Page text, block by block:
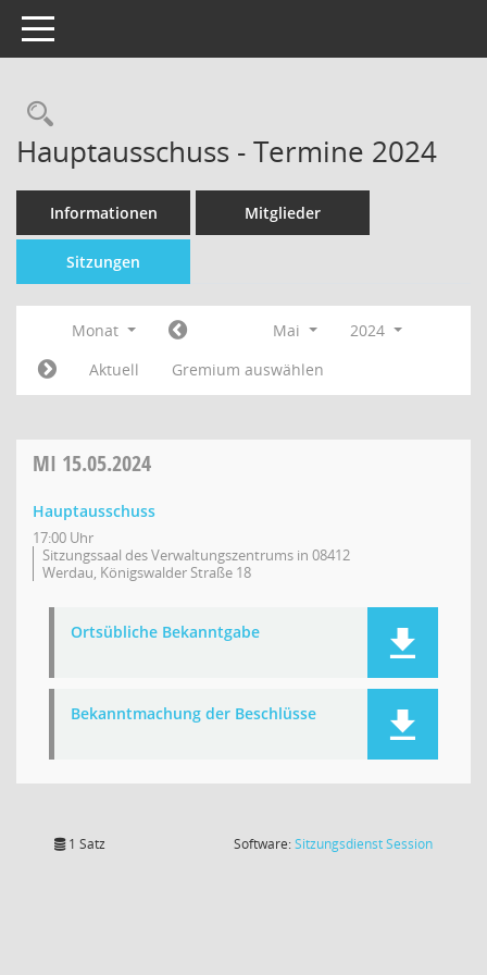
Toggle navigation
Hauptausschuss - Termine 2024
Informationen Mitglieder
Sitzungen
Monat Mai
2024
Aktuell
Gremium auswählen
MI 15.05.2024
Hauptausschuss
17:00 Uhr
Sitzungssaal des Verwaltungszentrums in 08412
Werdau, Königswalder Straße 18
Ortsübliche Bekanntgabe
Bekanntmachung der Beschlüsse
1 Satz Software:SitzungsdienstSession(Wird in